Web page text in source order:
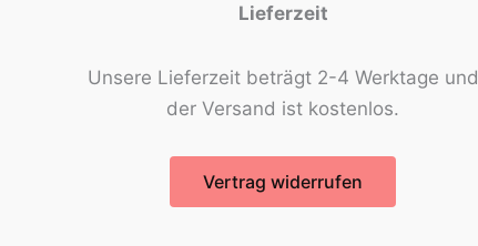
Lieferzeit
Unsere Lieferzeit beträgt 2-4 Werktage und
der Versand ist kostenlos.
Vertrag widerrufen